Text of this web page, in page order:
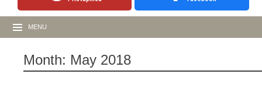
MENU
Month: May 2018